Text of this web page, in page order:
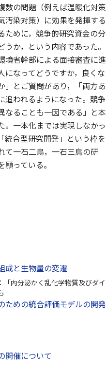
数の問題（例えば温暖化対策
汚染対策）に効果を発揮する
ために，競争的研究資金の分
か，という内容であった。
境省幹部による面接審査に進
になってどうですか，良くな
」とご質問があり，「両方あ
追われるようになった。競争
なることも一因である」と本
。一本化までは実現しなかっ
統合型研究開発」という枠を
て一石二鳥，一石三鳥の研
っている。
成と生物量の変遷
内分泌かく乱化学物質及びダイ
ための統合評価モデルの開発
開催について